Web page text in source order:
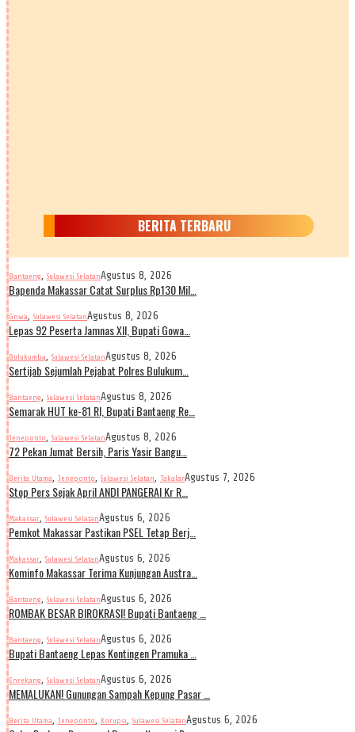
BERITA TERBARU
Bantaeng, Sulawesi SelatanAgustus 8, 2026
Bapenda Makassar Catat Surplus Rp130 Mil…
Gowa, Sulawesi SelatanAgustus 8, 2026
Lepas 92 Peserta Jamnas XII, Bupati Gowa…
Bulukumba, Sulawesi SelatanAgustus 8, 2026
Sertijab Sejumlah Pejabat Polres Bulukum…
Bantaeng, Sulawesi SelatanAgustus 8, 2026
Semarak HUT ke-81 RI, Bupati Bantaeng Re…
Jeneponto, Sulawesi SelatanAgustus 8, 2026
72 Pekan Jumat Bersih, Paris Yasir Bangu…
Berita Utama, Jeneponto, Sulawesi Selatan, TakalarAgustus 7, 2026
Stop Pers Sejak April ANDI PANGERAI Kr R…
Makassar, Sulawesi SelatanAgustus 6, 2026
Pemkot Makassar Pastikan PSEL Tetap Berj…
Makassar, Sulawesi SelatanAgustus 6, 2026
Kominfo Makassar Terima Kunjungan Austra…
Bantaeng, Sulawesi SelatanAgustus 6, 2026
ROMBAK BESAR BIROKRASI! Bupati Bantaeng …
Bantaeng, Sulawesi SelatanAgustus 6, 2026
Bupati Bantaeng Lepas Kontingen Pramuka …
Enrekang, Sulawesi SelatanAgustus 6, 2026
MEMALUKAN! Gunungan Sampah Kepung Pasar …
Berita Utama, Jeneponto, Korupsi, Sulawesi SelatanAgustus 6, 2026